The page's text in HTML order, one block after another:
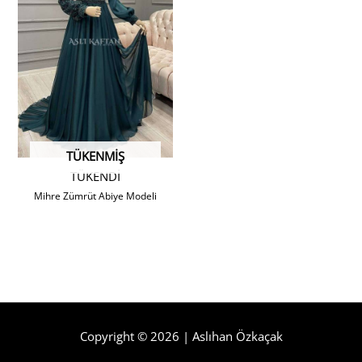
TÜKENDİ
TÜKENMIŞ
Mihre Zümrüt Abiye Modeli
Copyright © 2026 | Aslıhan Özkaçak